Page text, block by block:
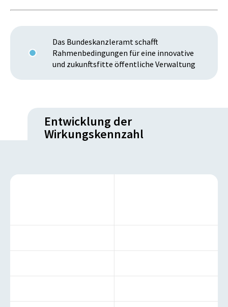
Das Bundeskanzleramt schafft
Rahmenbedingungen für eine innovative
und zukunftsfitte öffentliche Verwaltung
Entwicklung der
Wirkungskennzahl